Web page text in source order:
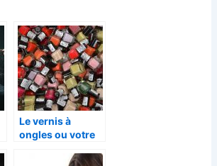
Le vernis à
ongles ou votre